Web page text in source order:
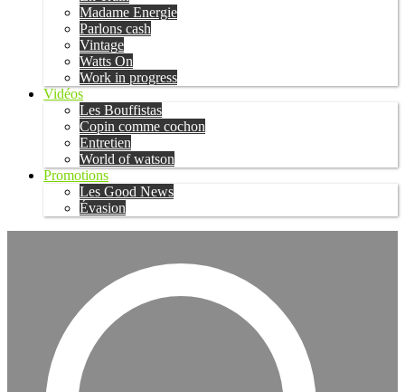
Madame Energie
Parlons cash
Vintage
Watts On
Work in progress
Vidéos
Les Bouffistas
Copin comme cochon
Entretien
World of watson
Promotions
Les Good News
Évasion